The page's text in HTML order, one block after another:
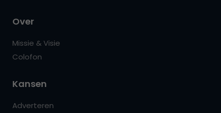
Over
Missie & Visie
Colofon
Kansen
Adverteren